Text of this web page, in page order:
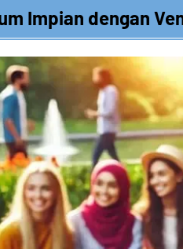
Impian dengan